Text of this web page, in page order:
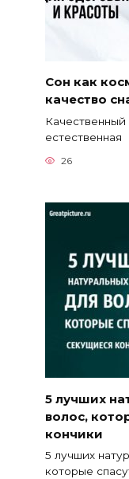
Сон как
качество
естественная
26
5 лучших
волос,
кончики
5 лучших
которые